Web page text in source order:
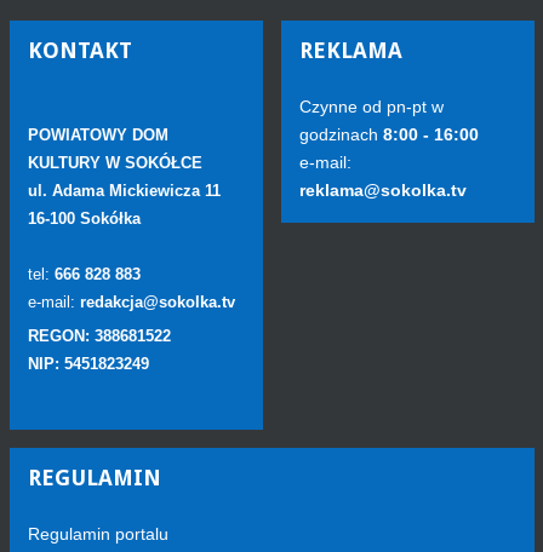
KONTAKT
POWIATOWY DOM
KULTURY W SOKÓŁCE
ul. Adama Mickiewicza 11
16-100 Sokółka
tel: 666 828 883
e-mail: redakcja@sokolka.tv
REGON: 388681522
NIP: 5451823249
REKLAMA
Czynne od pn-pt w
godzinach 8:00 - 16:00
e-mail:
reklama@sokolka.tv
REGULAMIN
Regulamin portalu